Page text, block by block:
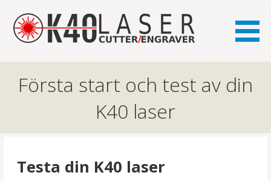
K40.se
Första start och test av din
K40 laser
Testa din K40 laser